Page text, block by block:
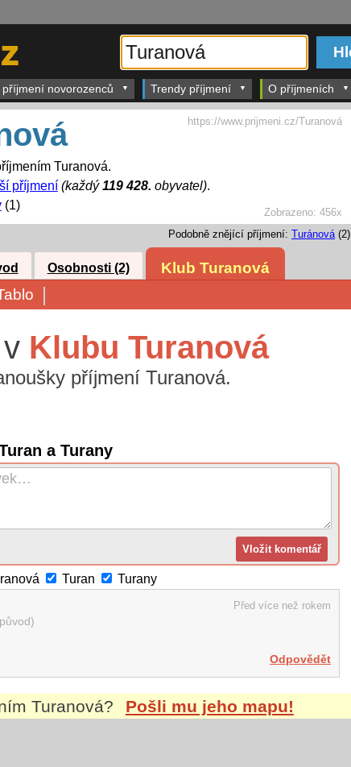
příjmení novorozenců Trendy příjmení O příjmeních
Zobrazeno:456x
Turanová.
příjmení (každý119 428. obyvatel).
(1)
https://www.prijmeni.cz/Turanová
Podobně znějící příjmení: Turánová(2)
Osobnosti (2)
Klub Turanová
Klubu Turanová
příjmení Turanová.
a Turany
Turan Turany
Před více než rokem
Odpovědět
Turanová? Pošli mu jeho mapu!